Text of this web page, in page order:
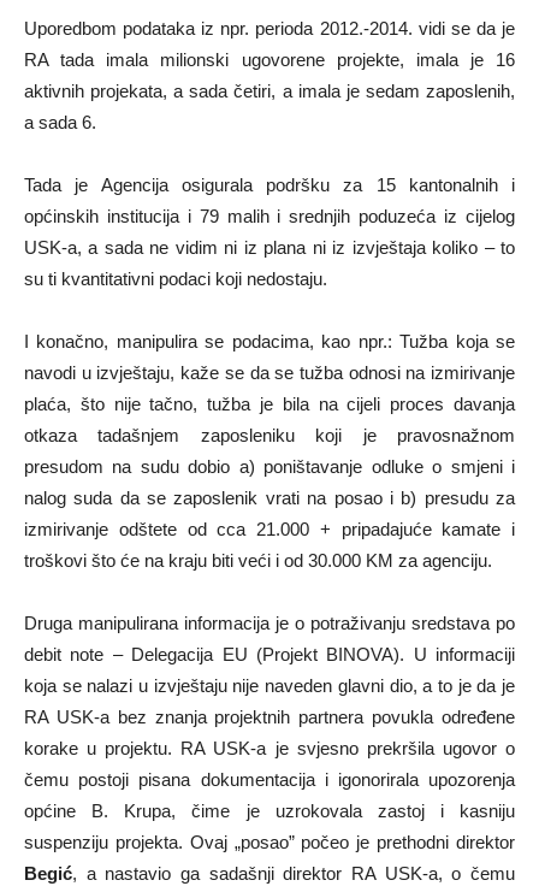
Uporedbom podataka iz npr. perioda 2012.-2014. vidi se da je
RA tada imala milionski ugovorene projekte, imala je 16
aktivnih projekata, a sada četiri, a imala je sedam zaposlenih,
a sada 6.
Tada je Agencija osigurala podršku za 15 kantonalnih i
općinskih institucija i 79 malih i srednjih poduzeća iz cijelog
USK-a, a sada ne vidim ni iz plana ni iz izvještaja koliko – to
su ti kvantitativni podaci koji nedostaju.
I konačno, manipulira se podacima, kao npr.: Tužba koja se
navodi u izvještaju, kaže se da se tužba odnosi na izmirivanje
plaća, što nije tačno, tužba je bila na cijeli proces davanja
otkaza tadašnjem zaposleniku koji je pravosnažnom
presudom na sudu dobio a) poništavanje odluke o smjeni i
nalog suda da se zaposlenik vrati na posao i b) presudu za
izmirivanje odštete od cca 21.000 + pripadajuće kamate i
troškovi što će na kraju biti veći i od 30.000 KM za agenciju.
Druga manipulirana informacija je o potraživanju sredstava po
debit note – Delegacija EU (Projekt BINOVA). U informaciji
koja se nalazi u izvještaju nije naveden glavni dio, a to je da je
RA USK-a bez znanja projektnih partnera povukla određene
korake u projektu. RA USK-a je svjesno prekršila ugovor o
čemu postoji pisana dokumentacija i igonorirala upozorenja
općine B. Krupa, čime je uzrokovala zastoj i kasniju
suspenziju projekta. Ovaj „posao” počeo je prethodni direktor
Begić, a nastavio ga sadašnji direktor RA USK-a, o čemu